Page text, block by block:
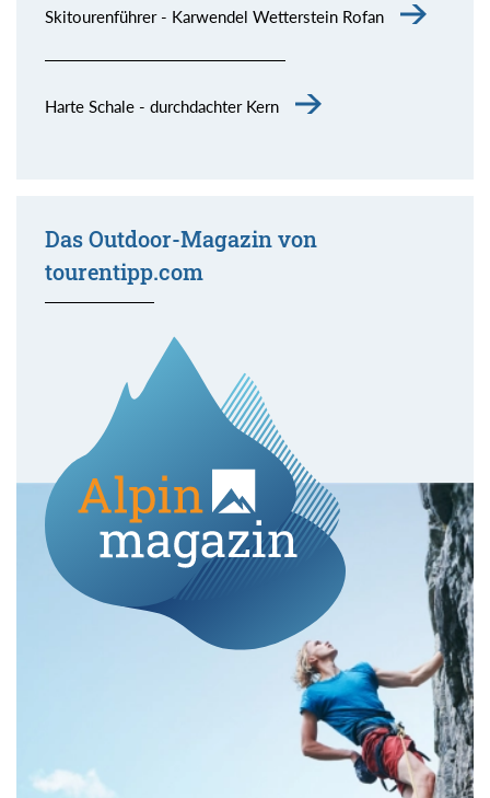
Skitourenführer - Karwendel Wetterstein Rofan
Harte Schale - durchdachter Kern
Das Outdoor-Magazin von
tourentipp.com